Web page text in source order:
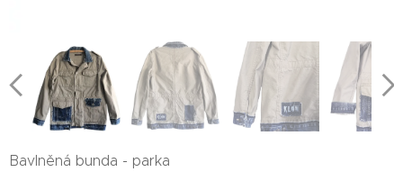
Bavlněná bunda - parka